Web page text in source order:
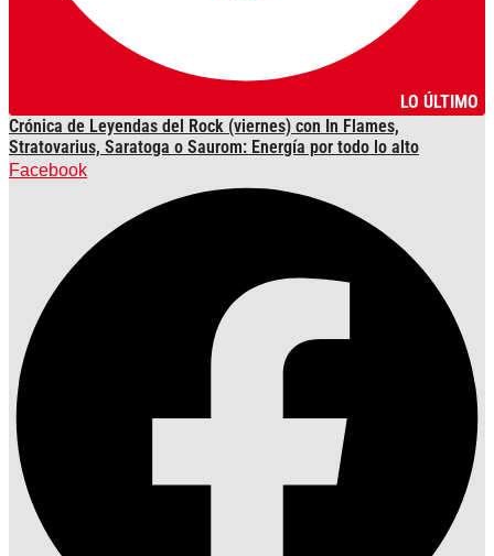
LO ÚLTIMO
Crónica de Leyendas del Rock (viernes) con In Flames,
Stratovarius, Saratoga o Saurom: Energía por todo lo alto
Facebook